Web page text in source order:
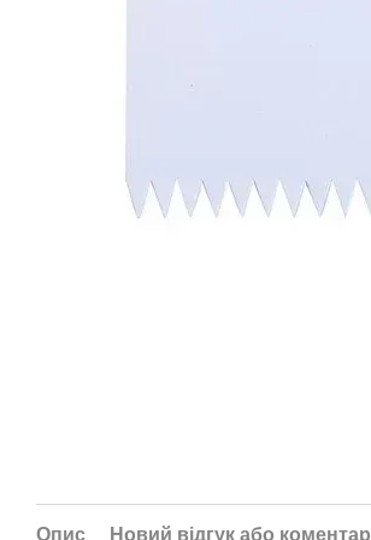
Опис Новий відгук або коментар